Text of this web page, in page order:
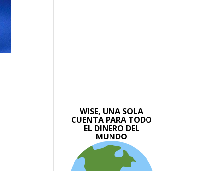
WISE, UNA SOLA
CUENTA PARA TODO
EL DINERO DEL
MUNDO